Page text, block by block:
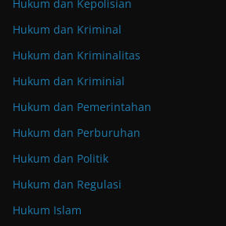
Hukum dan Kepolisian
Hukum dan Kriminal
Hukum dan Kriminalitas
Hukum dan Kriminial
Hukum dan Pemerintahan
Hukum dan Perburuhan
Hukum dan Politik
Hukum dan Regulasi
Hukum Islam